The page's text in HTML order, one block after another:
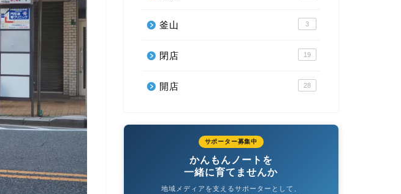
釜山 3
閉店 19
開店 28
サポーター募集中
かんもんノートを
一緒に育てませんか
地域メディアを支えるサポーターとして、